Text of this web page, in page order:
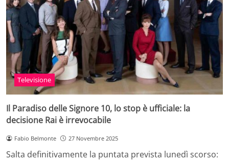
Televisione
Il Paradiso delle Signore 10, lo stop è ufficiale: la
decisione Rai è irrevocabile
Fabio Belmonte 27 Novembre 2025
Salta definitivamente la puntata prevista lunedì scorso: